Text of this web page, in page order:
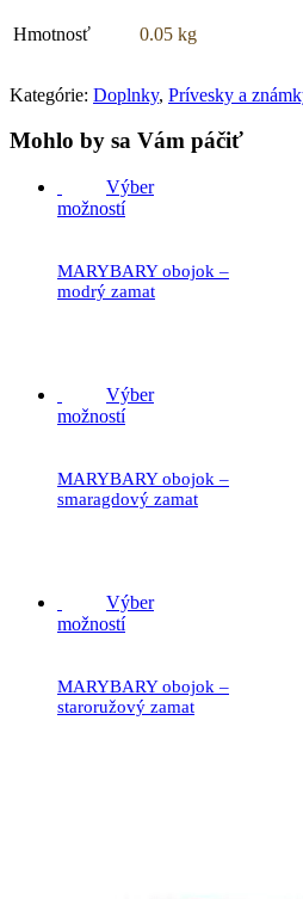
Hmotnosť 0.05 kg
Kategórie: Doplnky, Prívesky a
Mohlo by sa Vám páčiť
Výber
možností
MARYBARY obojok –
modrý zamat
Výber
možností
MARYBARY obojok –
smaragdový zamat
Výber
možností
MARYBARY obojok –
staroružový zamat